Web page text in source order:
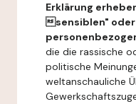
Erklärung
sensiblen" oder
die die rassische
politische
weltanschauliche